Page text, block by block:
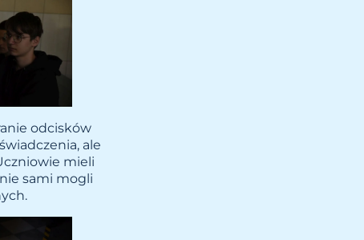
odcisków
ale
mieli
sami mogli